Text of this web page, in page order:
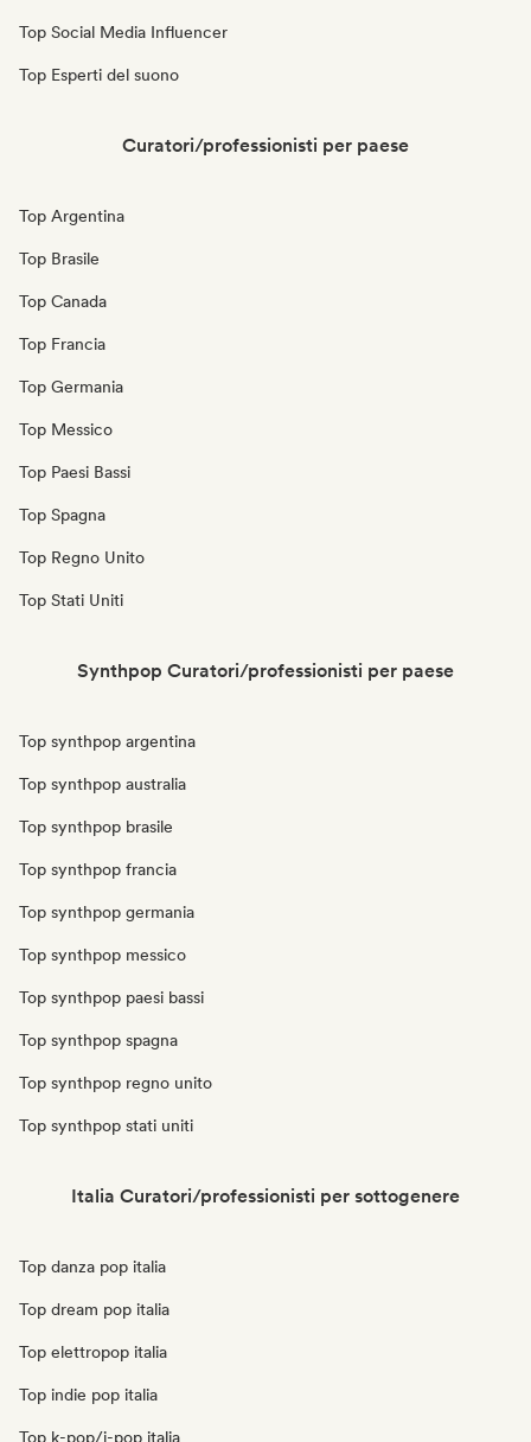
Top Social Media Influencer
Top Esperti del suono
Curatori/professionisti per paese
Top Argentina
Top Brasile
Top Canada
Top Francia
Top Germania
Top Messico
Top Paesi Bassi
Top Spagna
Top Regno Unito
Top Stati Uniti
Synthpop Curatori/professionisti per paese
Top synthpop argentina
Top synthpop australia
Top synthpop brasile
Top synthpop francia
Top synthpop germania
Top synthpop messico
Top synthpop paesi bassi
Top synthpop spagna
Top synthpop regno unito
Top synthpop stati uniti
Italia Curatori/professionisti per sottogenere
Top danza pop italia
Top dream pop italia
Top elettropop italia
Top indie pop italia
Top k-pop/j-pop italia